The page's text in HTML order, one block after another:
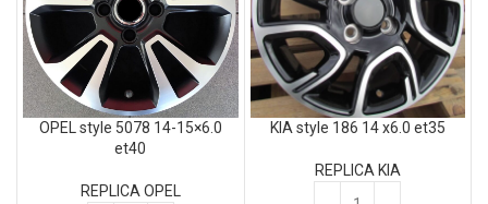
OPEL style 5078 14-15×6.0
et40
REPLICA OPEL
KIA style 186 14 x6.0 et35
REPLICA KIA